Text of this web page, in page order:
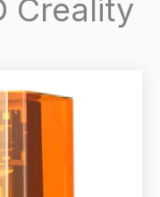
Creality